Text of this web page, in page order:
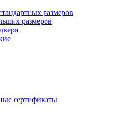
размеров
размеров
сертификаты